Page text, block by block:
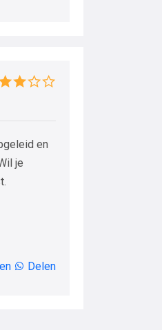
en
je
Delen